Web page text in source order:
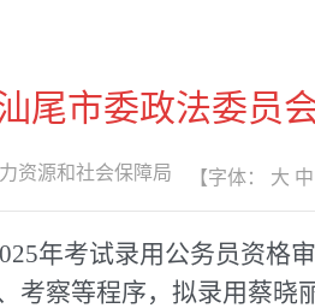
尾市委政法委员
资源和社会保障局 【字体： 大 中
年考试录用公务员资格
察等程序，拟录用蔡晓